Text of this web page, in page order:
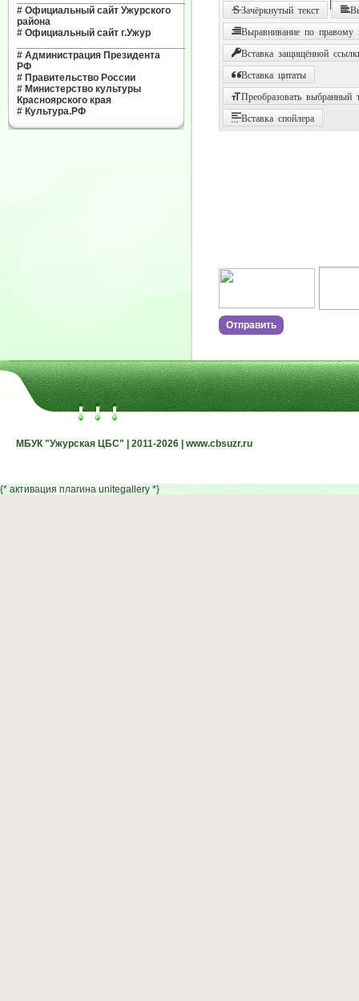
# Официальный сайт Ужурского
района
# Официальный сайт г.Ужур
# Администрация Президента
РФ
# Правительство России
# Министерство культуры
Красноярского края
# Культура.РФ
Зачёркнутый текст
Выравнивание по правому
Вставка защищённой
Вставка цитаты
Преобразовать выбранный
Вставка спойлера
МБУК "Ужурская ЦБС" | 2011-2026 | www.cbsuzr.ru
МБУК "Ужурская ЦБС" | 2011-2026 | www.cbsuzr.ru
{* активация плагина unitegallery *}